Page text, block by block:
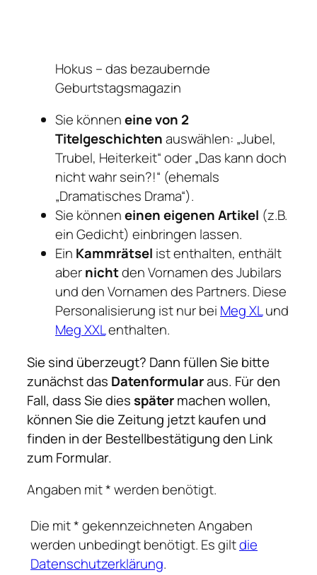
Hokus – das bezaubernde
Geburtstagsmagazin
Sie könneneine von 2
Titelgeschichtenauswählen: „Jubel,
Trubel, Heiterkeit“ oder „Das kann doch
nicht wahr sein?!“ (ehemals
„Dramatisches Drama“).
Sie könneneinen eigenen Artikel (z.B.
ein Gedicht) einbringen lassen.
Ein Kammrätsel ist enthalten, enthält
abernichtden Vornamen des Jubilars
und den Vornamen des Partners. Diese
Personalisierung ist nur bei Meg XLund
Meg XXLenthalten.
Sie sind überzeugt? Dann füllen Sie bitte
zunächst das Datenformularaus. Für den
Fall, dass Sie diesspätermachen wollen,
können Sie die Zeitung jetzt kaufen und
finden in der Bestellbestätigung den Link
zum Formular.
Angaben mit * werden benötigt.
Die mit * gekennzeichneten Angaben
werden unbedingt benötigt. Es giltdie
Datenschutzerklärung.